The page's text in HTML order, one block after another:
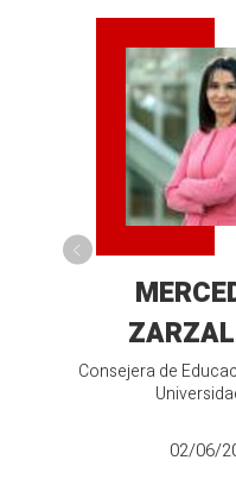
Consejera de
02/06/